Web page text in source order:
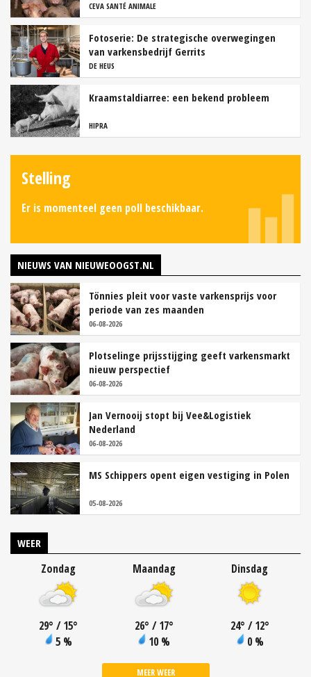
CEVA SANTÉ ANIMALE
Fotoserie: De strategische overwegingen
van varkensbedrijf Gerrits
DE HEUS
Kraamstaldiarree: een bekend probleem
HIPRA
Stelling
Er is momenteel geen poll beschikbaar.
NIEUWS VAN NIEUWEOOGST.NL
Tönnies pleit voor vaste varkensprijs voor
periode van zes maanden
06-08-2026
Plotselinge prijsstijging geeft varkensmarkt
nieuw perspectief
06-08-2026
Jan Vernooij stopt bij Vee&Logistiek
Nederland
06-08-2026
MS Schippers opent eigen vestiging in Polen
05-08-2026
WEER
Zondag
29° / 15°
5 %
Maandag
26° / 17°
10 %
Dinsdag
24° / 12°
0 %
MEER WEER